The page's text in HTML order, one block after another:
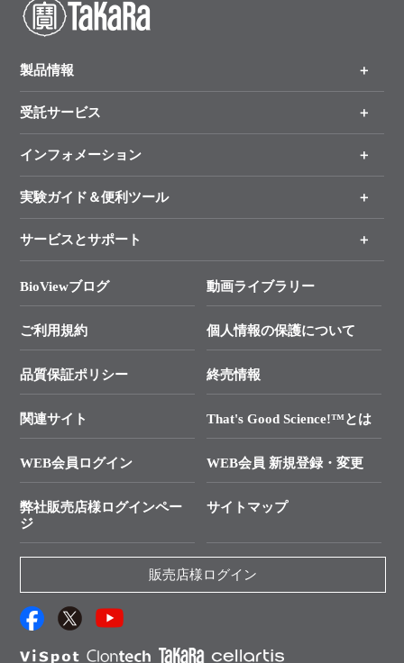
製品情報
製品一覧
手法から製品を探す
新製品情報
受託サービス
オンライン注文
インフォメーション
キャンペーン
タカラバイオ各種会員募集のお知らせ
終売製品のお知らせ
価格改定のご案内
タカラバイオ発表文献
実験ガイド＆便利ツール
リアルタイムPCR実験のススメ
幹細胞・再生医療研究ガイド
クローニング実験ガイド
SMARTer NGSポータルサイト
プライマー設計
制限酵素切断サイトの検索
ユーザーズボイス集
エピジェネティクス実験ガイド
抗体検索サイト
サービスとサポート
総合お問い合わせ
├ 実験コンシェルジュ
├ 受託サービスお問い合わせ
└ カスタム製造お問い合わせ
資料請求 機器関連
資料請求 受託関連
資料請求 核酸抽出・精製カタログ
サンプル請求一覧
BioViewブログ 動画ライブラリー
ご利用規約 個人情報の保護について
品質保証ポリシー 終売情報
関連サイト That's Good Science!™とは
WEB会員ログイン WEB会員 新規登録・変更
弊社販売店様ログインペー
ジ
サイトマップ
販売店様ログイン